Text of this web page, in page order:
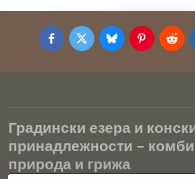
FacebookTwitterBlueskyPinterest
Градински езера и
принадлежности –
природа и грижа